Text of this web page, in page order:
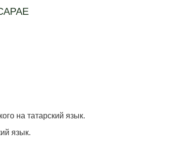
на татарский язык.
язык.